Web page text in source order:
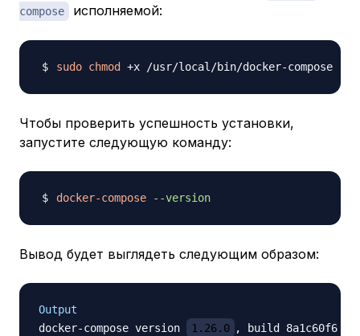
compose
исполняемой:
sudo chmod
Чтобы проверить успешность установки,
запустите следующую команду:
docker-compose --version
Вывод будет выглядеть следующим образом:
Output
docker-compose version
1.26.0